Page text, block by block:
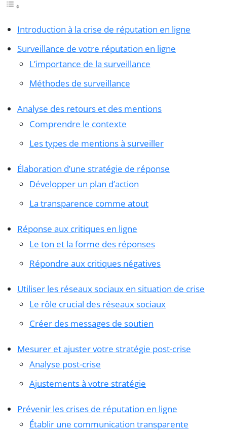
Introduction à la crise de réputation en ligne
Surveillance de votre réputation en ligne
L’importance de la surveillance
Méthodes de surveillance
Analyse des retours et des mentions
Comprendre le contexte
Les types de mentions à surveiller
Élaboration d’une stratégie de réponse
Développer un plan d’action
La transparence comme atout
Réponse aux critiques en ligne
Le ton et la forme des réponses
Répondre aux critiques négatives
Utiliser les réseaux sociaux en situation de crise
Le rôle crucial des réseaux sociaux
Créer des messages de soutien
Mesurer et ajuster votre stratégie post-crise
Analyse post-crise
Ajustements à votre stratégie
Prévenir les crises de réputation en ligne
Établir une communication transparente